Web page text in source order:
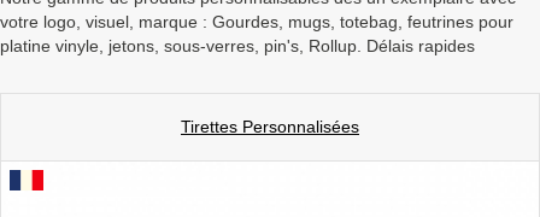
n
a
i
votre logo, visuel, marque : Gourdes, mugs, totebag, feutrines pour
platine vinyle, jetons, sous-verres, pin's, Rollup. Délais rapides
Tirettes Personnalisées